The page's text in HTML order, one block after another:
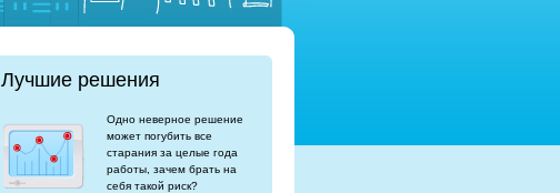
Лучшие решения
Одно неверное решение
может погубить все
старания за целые года
работы, зачем брать на
себя такой риск?